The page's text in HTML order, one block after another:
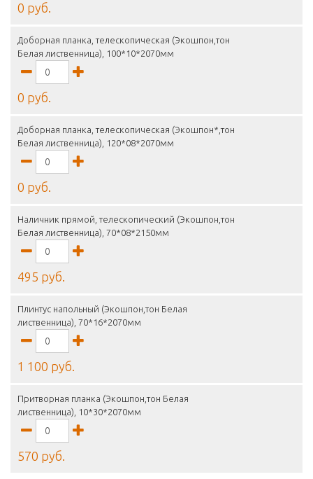
0 руб.
Доборная планка, телескопическая (Экошпон,тон
Белая лиственница), 100*10*2070мм
0 руб.
Доборная планка, телескопическая (Экошпон*,тон
Белая лиственница), 120*08*2070мм
0 руб.
Наличник прямой, телескопический (Экошпон,тон
Белая лиственница), 70*08*2150мм
495 руб.
Плинтус напольный (Экошпон,тон Белая
лиственница), 70*16*2070мм
1 100 руб.
Притворная планка (Экошпон,тон Белая
лиственница), 10*30*2070мм
570 руб.